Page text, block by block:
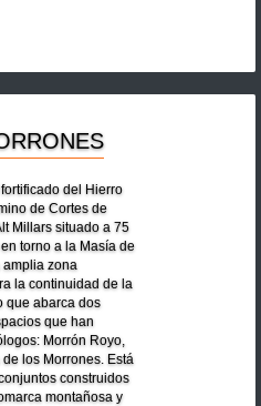
del Hierro
de Cortes de
Millars situado a 75
torno a la Masía de
amplia zona
la continuidad de la
que abarca dos
que han
Morrón Royo,
los Morrones. Está
construidos
montañosa y